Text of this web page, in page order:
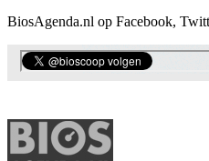
BiosAgenda.nl op Facebook,